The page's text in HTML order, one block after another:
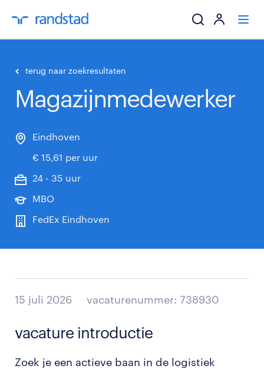
werkgevers
terug naar zoekresultaten
Magazijnmedewerker
Eindhoven
€ 15,61 per uur
24 - 35 uur
MBO
FedEx Eindhoven
15 juli 2026 vacaturenummer: 738930
vacature introductie
Zoek je een actieve baan in de logistiek